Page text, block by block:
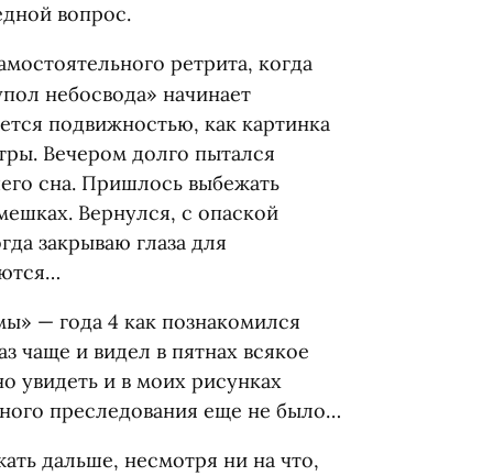
вопрос.
ретрита, когда
небосвода» начинает
подвижностью, как картинка
Вечером долго пытался
сна. Пришлось выбежать
Вернулся, с опаской
закрываю глаза для
— года 4 как познакомился
чаще и видел в пятнах всякое
и в моих рисунках
преследования еще не было…
дальше, несмотря ни на что,